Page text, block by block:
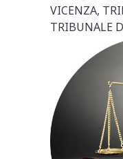
VICENZA,
TRIBUNALE